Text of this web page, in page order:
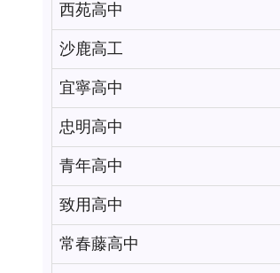
西苑高中
沙鹿高工
宜寧高中
忠明高中
青年高中
致用高中
常春藤高中